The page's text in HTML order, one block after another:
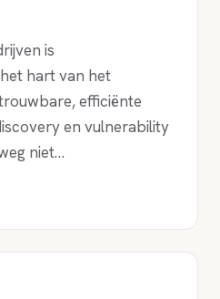
is
hart van het
efficiënte
en vulnerability
niet…